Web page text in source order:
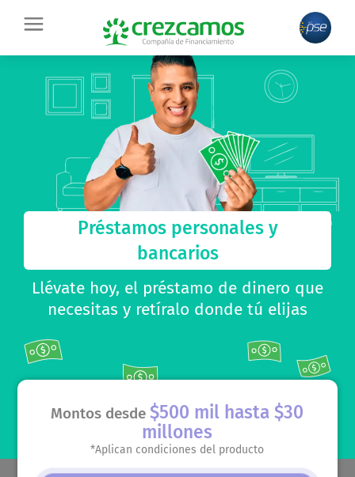
Préstamos personales y
bancarios
Llévate hoy, el préstamo de dinero que
necesitas y retíralo donde tú elijas
Montos desde$500 mil hasta $30
millones
*Aplican condiciones del producto